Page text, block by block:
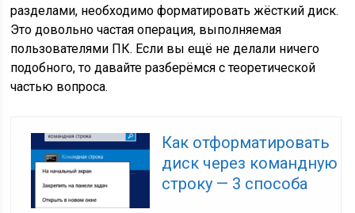
разделами, необходимо форматировать жёсткий диск.
Это довольно частая операция, выполняемая
пользователями ПК. Если вы ещё не делали ничего
подобного, то давайте разберёмся с теоретической
частью вопроса.
Как отформатировать
диск через командную
строку — 3 способа